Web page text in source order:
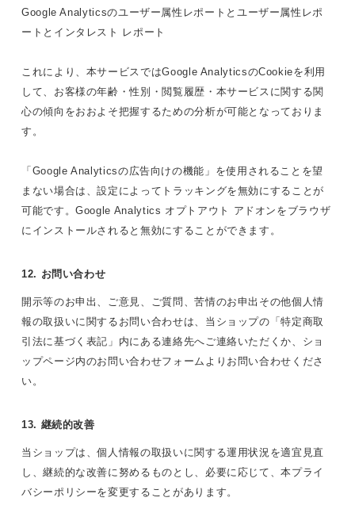
Google Analyticsのユーザー属性レポートとユーザー属性レポ
ートとインタレスト レポート
これにより、本サービスではGoogle AnalyticsのCookieを利用
して、お客様の年齢・性別・閲覧履歴・本サービスに関する関
心の傾向をおおよそ把握するための分析が可能となっておりま
す。
「Google Analyticsの広告向けの機能」を使用されることを望
まない場合は、設定によってトラッキングを無効にすることが
可能です。Google Analytics オプトアウト アドオンをブラウザ
にインストールされると無効にすることができます。
12. お問い合わせ
開示等のお申出、ご意見、ご質問、苦情のお申出その他個人情
報の取扱いに関するお問い合わせは、当ショップの「特定商取
引法に基づく表記」内にある連絡先へご連絡いただくか、ショ
ップページ内のお問い合わせフォームよりお問い合わせくださ
い。
13. 継続的改善
当ショップは、個人情報の取扱いに関する運用状況を適宜見直
し、継続的な改善に努めるものとし、必要に応じて、本プライ
バシーポリシーを変更することがあります。